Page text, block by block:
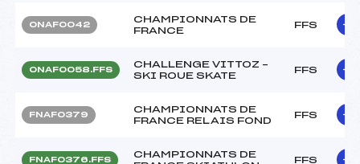
ONAF0042
CHAMPIONNATS DE
FRANCE
FFS
ONAF0058.FFS
CHALLENGE VITTOZ –
SKI ROUE SKATE
FFS
FNAF0379
CHAMPIONNATS DE
FRANCE RELAIS FOND
FFS
FNAF0376.FFS
CHAMPIONNATS DE
FFS